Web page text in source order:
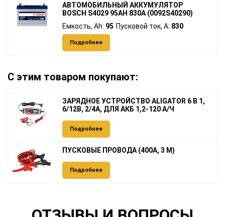
АВТОМОБИЛЬНЫЙ АККУМУЛЯТОР
BOSCH S4029 95AH 830A (0092S40290)
Емкость, Ah: 95 Пусковой ток, A: 830
Подробнее
С этим товаром покупают:
ЗАРЯДНОЕ УСТРОЙСТВО ALIGATOR 6 В 1,
6/12В, 2/4А, ДЛЯ АКБ 1,2-120 А/Ч
Подробнее
ПУСКОВЫЕ ПРОВОДА (400А, 3 М)
Подробнее